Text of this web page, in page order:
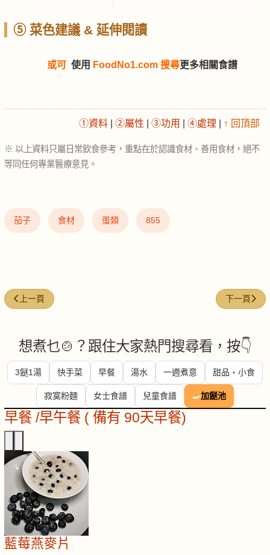
⑤ 菜色建議 & 延伸閱讀
或可 使用 FoodNo1.com 搜尋更多相關食譜
①資料 ②屬性 ③功用 ④處理 ↑ 回頂部
※ 以上資料只屬日常飲食參考，重點在於認識食材、善用食材，絕不
等同任何專業醫療意見。
茄子 食材 蛋類 855
上一篇文章: 粥 (Congee)
上一頁 下一篇文
下一頁
想煮乜🍲？跟住大家熱門搜尋看，按👇
3餸1湯 快手菜 早餐 湯水 一週煮意 甜品・小食
寂寞粉麵 女士食譜 兒童食譜 🍳加餸池
早餐 /早午餐 ( 備有 90天早餐)
藍莓燕麥片